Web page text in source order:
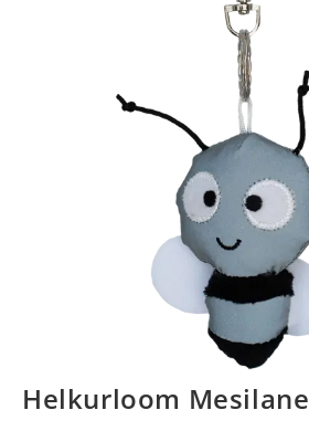
Helkurloom Mesilane